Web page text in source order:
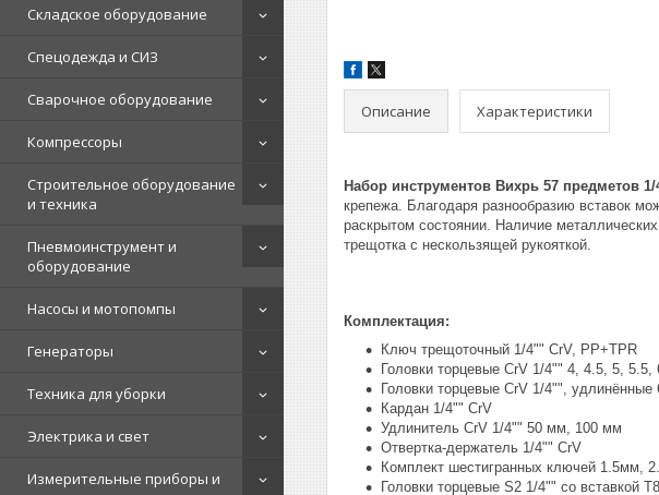
Складское оборудование
Спецодежда и СИЗ
Сварочное оборудование
Компрессоры
Строительное оборудование
и техника
Пневмоинструмент и
оборудование
Насосы и мотопомпы
Генераторы
Техника для уборки
Электрика и свет
Измерительные приборы и
Описание Характеристики
Набор инструментов Вихрь 57 предметов 1/
крепежа. Благодаря разнообразию вставок
раскрытом состоянии. Наличие
трещотка с нескользящей рукояткой.
Комплектация:
Ключ трещоточный 1/4"" CrV, PP+TPR
Головки торцевые CrV 1/4"" 4, 4.5, 5,
Головки торцевые CrV 1/4"", удлинённые
Кардан 1/4"" CrV
Удлинитель CrV 1/4"" 50 мм, 100 мм
Отвертка-держатель 1/4"" CrV
Комплект шестигранных ключей 1.5мм,
Головки торцевые S2 1/4"" со вставкой